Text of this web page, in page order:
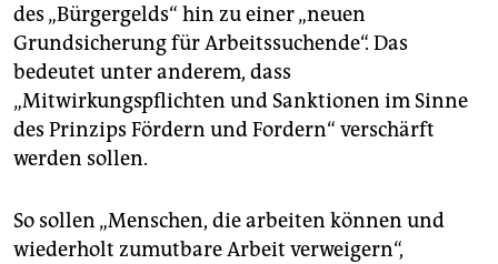
des „Bürgergelds“ hin zu einer „neuen
Grundsicherung für Arbeitssuchende“. Das
bedeutet unter anderem, dass
„Mitwirkungspflichten und Sanktionen im Sinne
des Prinzips Fördern und Fordern“ verschärft
werden sollen.
So sollen „Menschen, die arbeiten können und
wiederholt zumutbare Arbeit verweigern“,